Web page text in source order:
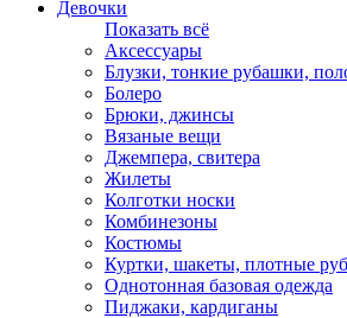
Девочки
Показать всё
Аксессуары
Блузки, тонкие рубашки,
Болеро
Брюки, джинсы
Вязаные вещи
Джемпера, свитера
Жилеты
Колготки носки
Комбинезоны
Костюмы
Куртки, шакеты, плотные
Однотонная базовая одежда
Пиджаки, кардиганы